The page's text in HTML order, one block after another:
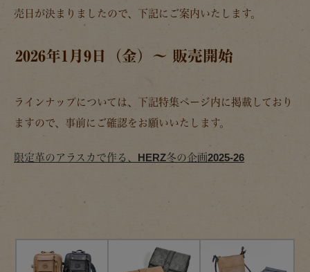
売日が決まりましたので、下記にご案内いたします。
2026年1月9日（金）～ 販売開始
ラインナップについては、下記特集ページ内に掲載しており
ますので、事前にご確認をお願いいたします。
限定革のアラスカで作る、HERZ冬の企画2025-26